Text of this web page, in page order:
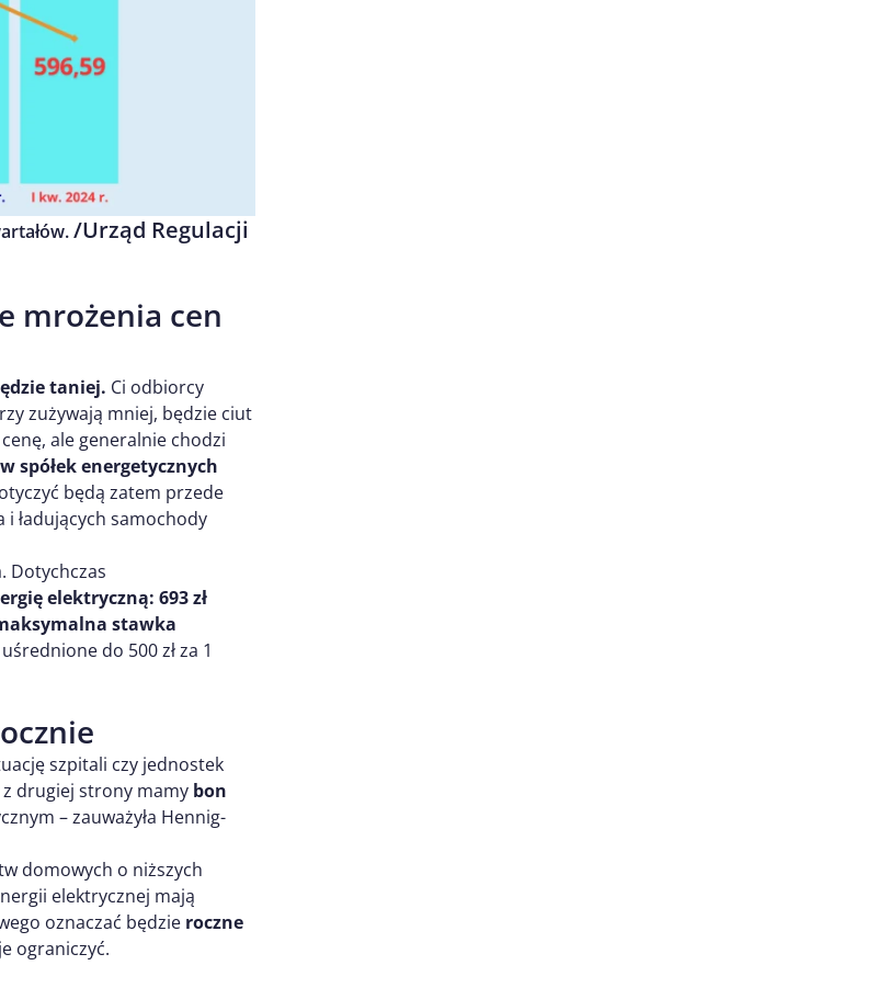
/Urząd Regulacji
mrożenia cen
taniej. Ci odbiorcy
zużywają mniej, będzie ciut
ale generalnie chodzi
spółek energetycznych
będą zatem przede
ładujących samochody
Dotychczas
elektryczną: 693 zł
stawka
do 500 zł za 1
szpitali czy jednostek
drugiej strony mamy bon
– zauważyła Hennig-
domowych o niższych
elektrycznej mają
oznaczać będzie roczne
ograniczyć.